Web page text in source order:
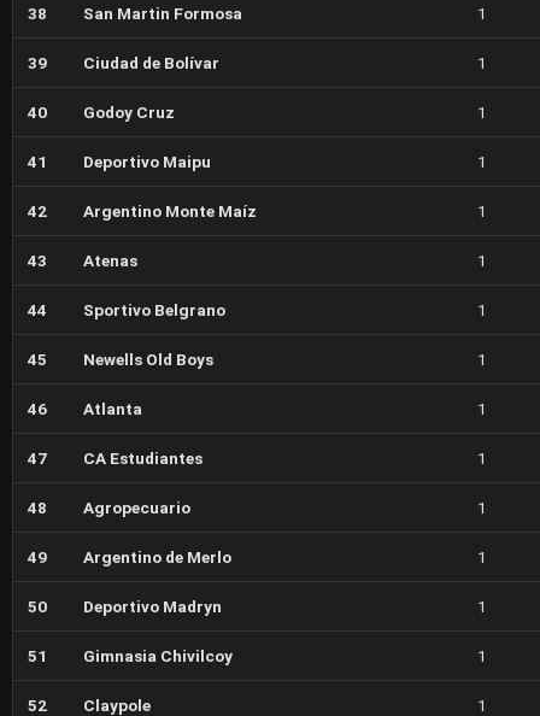
38 San Martin Formosa 1
39 Ciudad de Bolívar 1
40 Godoy Cruz 1
41 Deportivo Maipu 1
42 Argentino Monte Maíz 1
43 Atenas 1
44 Sportivo Belgrano 1
45 Newells Old Boys 1
46 Atlanta 1
47 CA Estudiantes 1
48 Agropecuario 1
49 Argentino de Merlo 1
50 Deportivo Madryn 1
51 Gimnasia Chivilcoy 1
52 Claypole 1